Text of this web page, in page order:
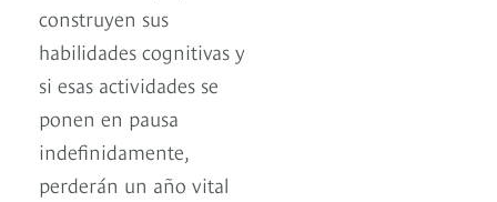
construyen sus
habilidades cognitivas y
si esas actividades se
ponen en pausa
indefinidamente,
perderán un año vital